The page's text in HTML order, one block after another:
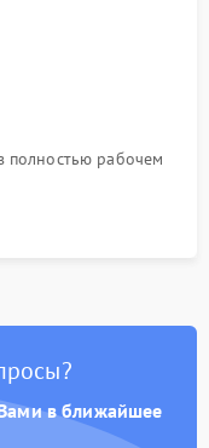
полностью рабочем
в ближайшее